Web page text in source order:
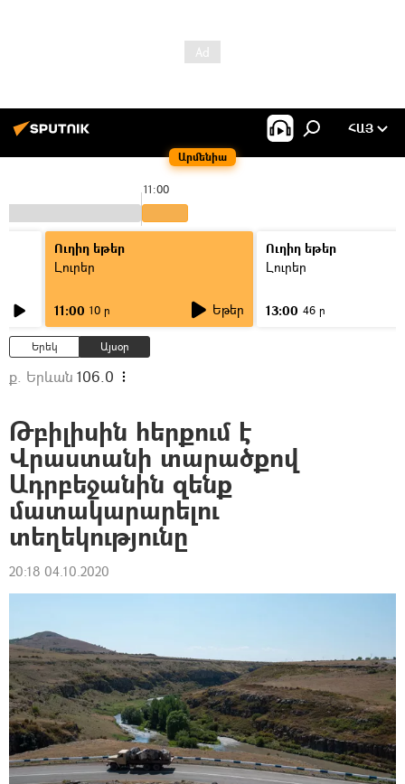
Արմենիա
ՀԱՅ
11:00
Ուղիղ եթեր
Լուրեր
11:00 10 ր Եթեր
Ուղիղ եթեր
Լուրեր
13:00 46 ր
Երեկ Այսօր
ք. Երևան 106.0
Թբիլիսին հերքում է
Վրաստանի տարածքով
Ադրբեջանին զենք
մատակարարելու
տեղեկությունը
20:18 04.10.2020